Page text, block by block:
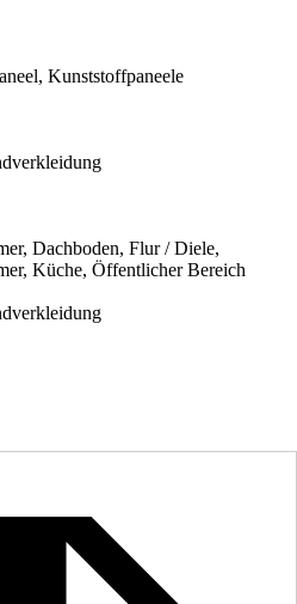
Kunststoffpaneele
Dachboden, Flur / Diele,
Küche, Öffentlicher Bereich